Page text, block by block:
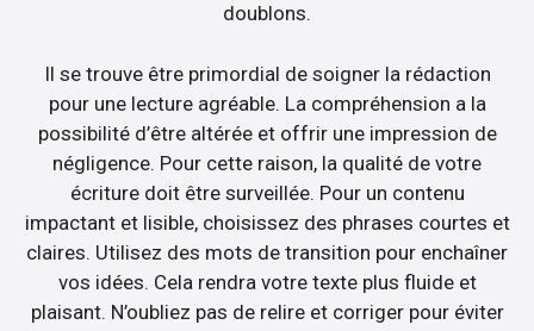
doublons.
Il se trouve être primordial de soigner la rédaction
pour une lecture agréable. La compréhension a la
possibilité d’être altérée et offrir une impression de
négligence. Pour cette raison, la qualité de votre
écriture doit être surveillée. Pour un contenu
impactant et lisible, choisissez des phrases courtes et
claires. Utilisez des mots de transition pour enchaîner
vos idées. Cela rendra votre texte plus fluide et
plaisant. N’oubliez pas de relire et corriger pour éviter